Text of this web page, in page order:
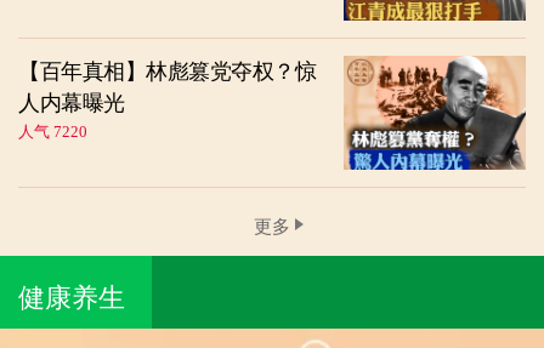
【百年真相】林彪篡党夺权？惊
人内幕曝光
人气 7220
更多
健康养生